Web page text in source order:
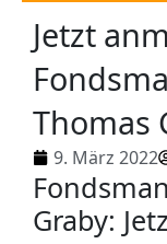
Jetzt
Thomas
9. März 2022
Graby: